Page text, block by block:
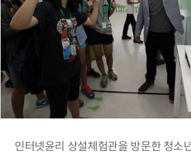
인터넷윤리 상설체험관을 방문한 청소